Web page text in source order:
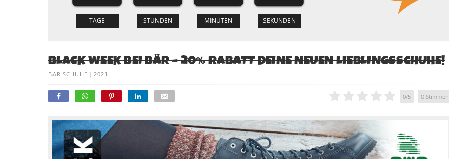
BLACK WEEK BEI BÄR – 20% RABATT DEINE NEUEN LIEBLINGSSCHUHE!
BÄR SCHUHE | 2021
0/5 0Stimmen